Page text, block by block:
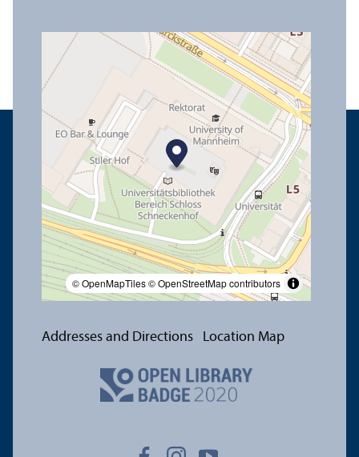
© OpenMapTiles© OpenStreetMap contributors
Addresses and Directions Location Map